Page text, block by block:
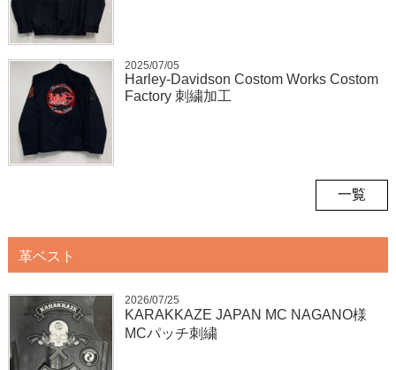
2025/07/05
Harley-Davidson Costom Works Costom
Factory 刺繍加工
一覧
革ベスト
2026/07/25
KARAKKAZE JAPAN MC NAGANO様
MCパッチ刺繍